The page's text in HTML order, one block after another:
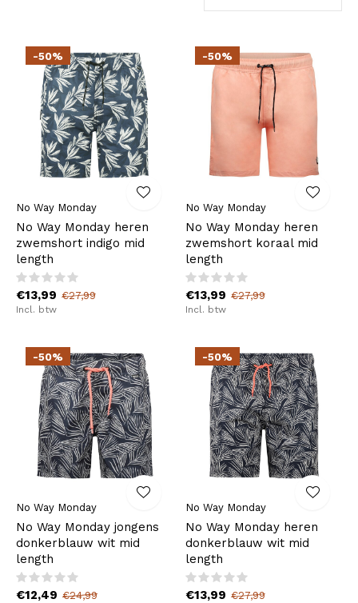
-50%
No Way Monday
No Way Monday heren
zwemshort indigo mid
length
€13,99 €27,99
Incl. btw
-50%
No Way Monday
No Way Monday heren
zwemshort koraal mid
length
€13,99 €27,99
Incl. btw
-50%
No Way Monday
No Way Monday jongens
donkerblauw wit mid
length
€12,49 €24,99
-50%
No Way Monday
No Way Monday heren
donkerblauw wit mid
length
€13,99 €27,99